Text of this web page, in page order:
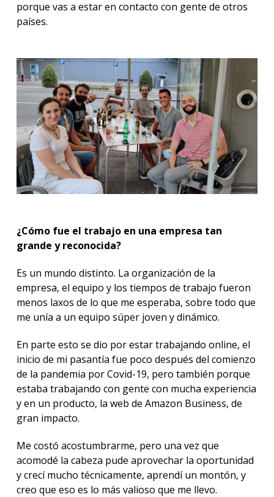
porque vas a estar en contacto con gente de otros
países.
¿Cómo fue el trabajo en una empresa tan
grande y reconocida?
Es un mundo distinto. La organización de la
empresa, el equipo y los tiempos de trabajo fueron
menos laxos de lo que me esperaba, sobre todo que
me unía a un equipo súper joven y dinámico.
En parte esto se dio por estar trabajando online, el
inicio de mi pasantía fue poco después del comienzo
de la pandemia por Covid-19, pero también porque
estaba trabajando con gente con mucha experiencia
y en un producto, la web de Amazon Business, de
gran impacto.
Me costó acostumbrarme, pero una vez que
acomodé la cabeza pude aprovechar la oportunidad
y crecí mucho técnicamente, aprendí un montón, y
creo que eso es lo más valioso que me llevo.